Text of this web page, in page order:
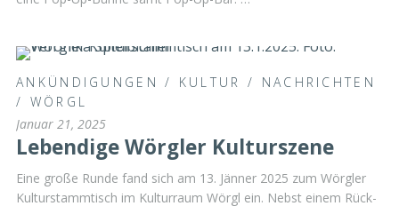
ANKÜNDIGUNGEN / KULTUR / NACHRICHTEN
/ WÖRGL
Januar 21, 2025
Lebendige Wörgler Kulturszene
Eine große Runde fand sich am 13. Jänner 2025 zum Wörgler
Kulturstammtisch im Kulturraum Wörgl ein. Nebst einem Rück-